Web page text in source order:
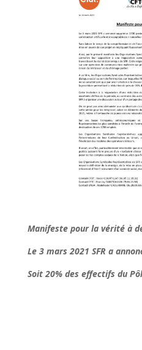
Manifeste pour la vérité à
Le 3 mars 2021 SFR a
Soit 20% des effectifs du